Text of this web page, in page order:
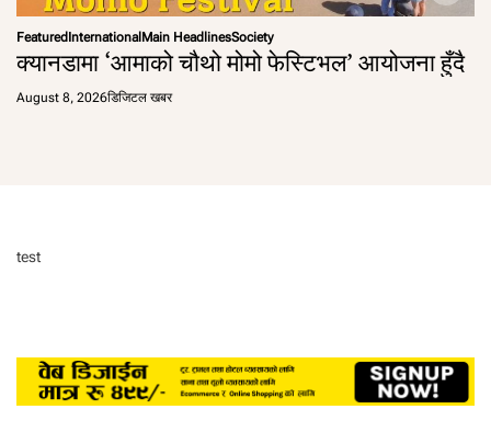
FeaturedInternationalMain HeadlinesSociety
क्यानडामा ‘आमाको चौथो मोमो फेस्टिभल’ आयोजना हुँदै
August 8, 2026डिजिटल खबर
test